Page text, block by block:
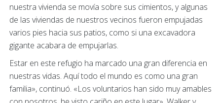
nuestra vivienda se movía sobre sus cimientos, y algunas
de las viviendas de nuestros vecinos fueron empujadas
varios pies hacia sus patios, como si una excavadora
gigante acabara de empujarlas.
Estar en este refugio ha marcado una gran diferencia en
nuestras vidas. Aquí todo el mundo es como una gran
familia», continuó. «Los voluntarios han sido muy amables